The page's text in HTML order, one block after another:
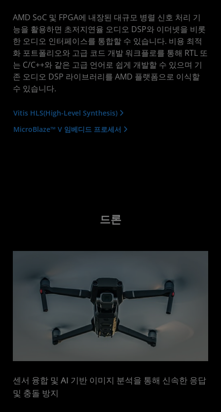
AMD SoC 및 FPGA에 내장된 대규모 병렬 신호 처리 기
능을 활용하면 초저지연율 오디오 DSP와 이더넷을 비롯
한 오디오 인터페이스를 통합할 수 있습니다. 비용 최적
화 포트폴리오와 고급 코드 개발 워크플로를 통해 RTL 또
는 C/C++와 같은 고급 언어로 쉽게 개발할 수 있으며 기
존 오디오 DSP 라이브러리를 AMD 플랫폼으로 이식할
수 있습니다.
Vitis HLS(High-Level Synthesis)
MicroBlaze™ V 임베디드 프로세서
드론
센서 융합 및 AI 기반 이미지 분석을 통해 신속한 응답
및 충돌 방지